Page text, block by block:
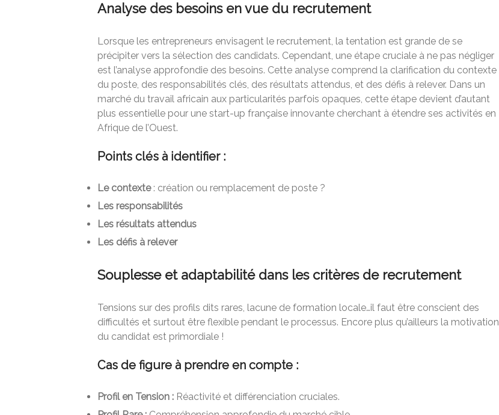
Analyse des besoins en vue du recrutement
Lorsque les entrepreneurs envisagent le recrutement, la tentation est grande de se
précipiter vers la sélection des candidats. Cependant, une étape cruciale à ne pas négliger
est l’analyse approfondie des besoins. Cette analyse comprend la clarification du contexte
du poste, des responsabilités clés, des résultats attendus, et des défis à relever. Dans un
marché du travail africain aux particularités parfois opaques, cette étape devient d’autant
plus essentielle pour une start-up française innovante cherchant à étendre ses activités en
Afrique de l’Ouest.
Points clés à identifier :
Le contexte: création ou remplacement de poste ?
Les responsabilités
Les résultats attendus
Les défis à relever
Souplesse et adaptabilité dans les critères de recrutement
Tensions sur des profils dits rares, lacune de formation locale…il faut être conscient des
difficultés et surtout être flexible pendant le processus. Encore plus qu’ailleurs la motivation
du candidat est primordiale !
Cas de figure à prendre en compte :
Profil en Tension : Réactivité et différenciation cruciales.